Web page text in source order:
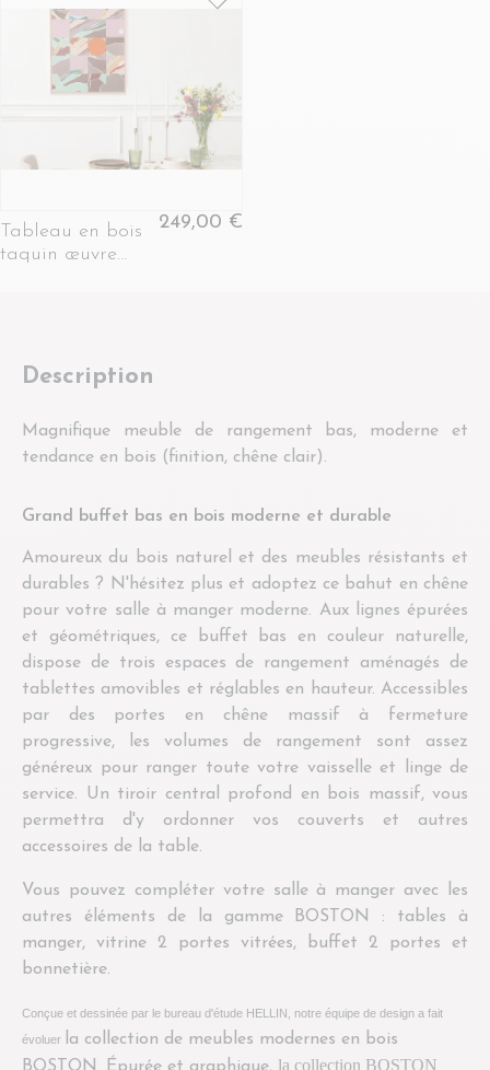
Tableau en bois
taquin œuvre
249,00 €
Description
Magnifique meuble de rangement bas, moderne et
tendance en bois (finition, chêne clair).
Grand buffet bas en bois moderne et durable
Amoureux du bois naturel et des meubles résistants et
durables ? N'hésitez plus et adoptez ce bahut en chêne
pour votre salle à manger moderne. Aux lignes épurées
et géométriques, ce buffet bas en couleur naturelle,
dispose de trois espaces de rangement aménagés de
tablettes amovibles et réglables en hauteur. Accessibles
par des portes en chêne massif à fermeture
progressive, les volumes de rangement sont assez
généreux pour ranger toute votre vaisselle et linge de
service. Un tiroir central profond en bois massif, vous
permettra d'y ordonner vos couverts et autres
accessoires de la table.
Vous pouvez compléter votre salle à manger avec les
autres éléments de la gamme BOSTON : tables à
manger, vitrine 2 portes vitrées, buffet 2 portes et
bonnetière.
Conçue et dessinée par le bureau d'étude HELLIN, notre équipe de design a fait
évoluer
la collection de meubles modernes en bois
la collection BOSTON